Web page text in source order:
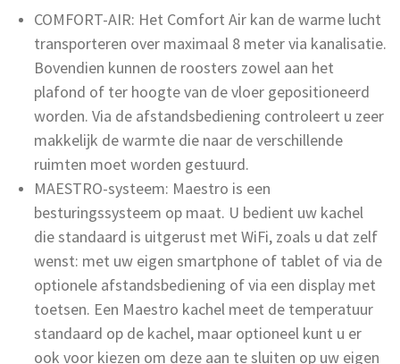
COMFORT-AIR: Het Comfort Air kan de warme lucht
transporteren over maximaal 8 meter via kanalisatie.
Bovendien kunnen de roosters zowel aan het
plafond of ter hoogte van de vloer gepositioneerd
worden. Via de afstandsbediening controleert u zeer
makkelijk de warmte die naar de verschillende
ruimten moet worden gestuurd.
MAESTRO-systeem: Maestro is een
besturingssysteem op maat. U bedient uw kachel
die standaard is uitgerust met WiFi, zoals u dat zelf
wenst: met uw eigen smartphone of tablet of via de
optionele afstandsbediening of via een display met
toetsen. Een Maestro kachel meet de temperatuur
standaard op de kachel, maar optioneel kunt u er
ook voor kiezen om deze aan te sluiten op uw eigen